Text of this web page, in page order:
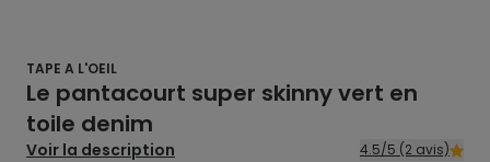
TAPE A L'OEIL
Le pantacourt super skinny vert en
toile denim
Voir la description 4.5/5 (2 avis)